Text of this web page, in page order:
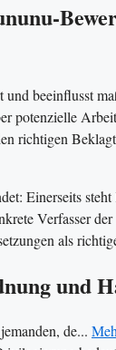
beeinflusst
potenzielle
richtigen
Einerseits
Verfasser
als
und
de...